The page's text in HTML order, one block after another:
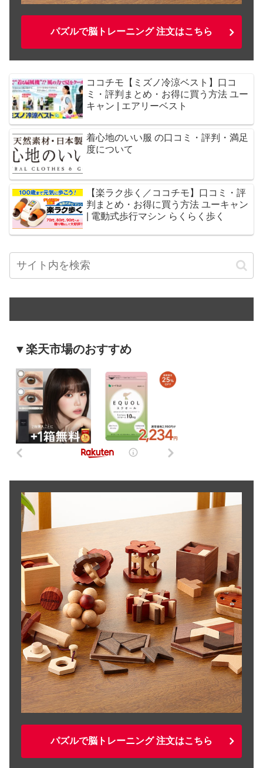
パズルで脳トレーニング 注文はこちら
ココチモ【ミズノ冷涼ベスト】口コ
ミ・評判まとめ・お得に買う方法 ユー
キャン | エアリーベスト
着心地のいい服 の口コミ・評判・満足
度について
【楽ラク歩く／ココチモ】口コミ・評
判まとめ・お得に買う方法 ユーキャン
| 電動式歩行マシン らくらく歩く
▼楽天市場のおすすめ
パズルで脳トレーニング 注文はこちら